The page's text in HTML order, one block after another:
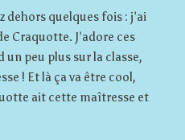
dehors quelques fois : j’ai
Craquotte. J’adore ces
peu plus sur la classe,
! Et là ça va être cool,
ait cette maîtresse et